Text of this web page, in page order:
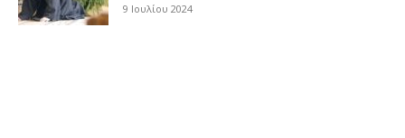
9 Ιουλίου 2024